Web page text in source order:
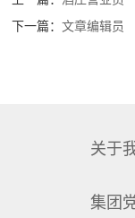
下一篇：文章编辑员
关于
集团